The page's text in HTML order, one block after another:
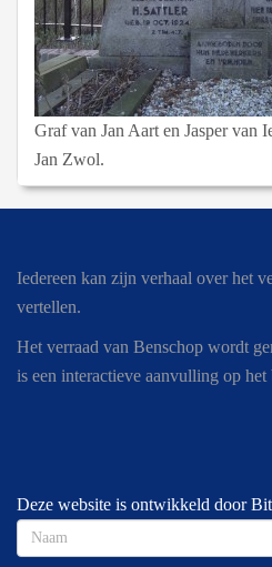
Graf van Jan Aart en Jasper van
Jan Zwol.
Iedereen kan zijn verhaal over het
vertellen.
Het verraad van Benschop wordt
is een interactieve aanvulling op het
Deze website is ontwikkeld door